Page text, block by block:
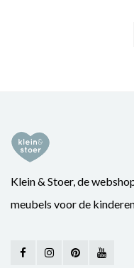
Klein & Stoer, de
meubels voor de